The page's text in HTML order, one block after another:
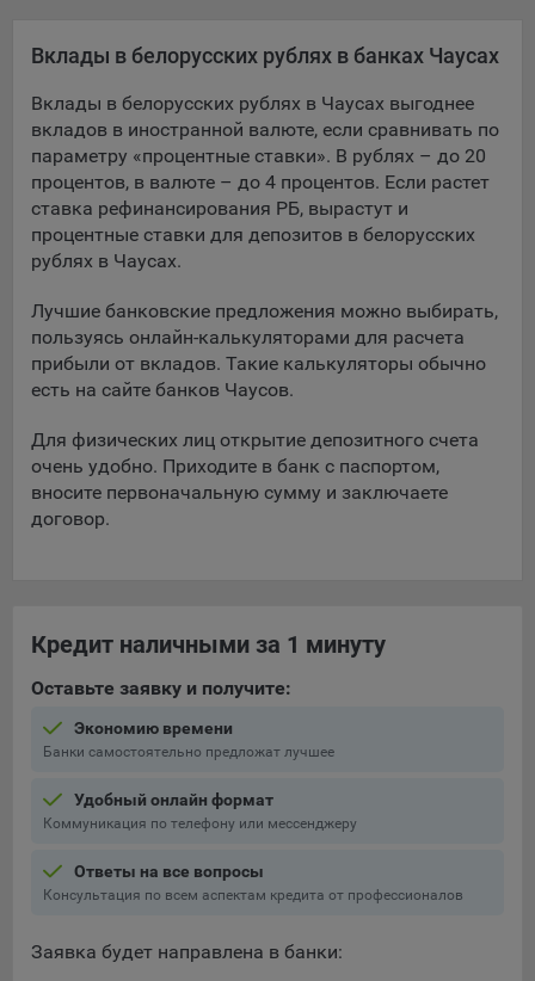
сервис показа контекстной рекламы. Адрес: Yandex
Europe AG, Werftestrasse 4, CH-6005 Luzern, Switzerland.
Google Ads - сервис показа контекстной рекламы,
предоставляемый компанией Google Ireland Ltd, Gordon
House Barrow Street Dublin 4, D04E5W5 Ireland.
Сохранить мои изменения
Вклады в белорусских рублях в банках Чаусах
Вклады в белорусских рублях в Чаусах выгоднее
вкладов в иностранной валюте, если сравнивать по
параметру «процентные ставки». В рублях – до 20
процентов, в валюте – до 4 процентов. Если растет
ставка рефинансирования РБ, вырастут и
процентные ставки для депозитов в белорусских
рублях в Чаусах.
Лучшие банковские предложения можно выбирать,
пользуясь онлайн-калькуляторами для расчета
прибыли от вкладов. Такие калькуляторы обычно
есть на сайте банков Чаусов.
Для физических лиц открытие депозитного счета
очень удобно. Приходите в банк с паспортом,
вносите первоначальную сумму и заключаете
договор.
Кредит наличными за 1 минуту
Оставьте заявку и получите:
Экономию времени
Банки самостоятельно предложат лучшее
Удобный онлайн формат
Коммуникация по телефону или мессенджеру
Ответы на все вопросы
Консультация по всем аспектам кредита от профессионалов
Заявка будет направлена в банки: